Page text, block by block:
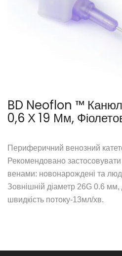
BD Neoflon ™
0,6 Х 19 Мм,
Периферичний венозний
Рекомендовано
венами: новонарождені та
Зовнішній діаметр 26G 0.6
швидкість потоку-13мл/хв.